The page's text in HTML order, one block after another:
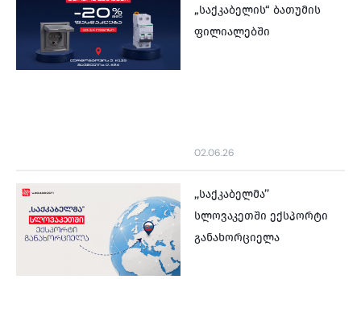
„საქკაბელის“ ბათუმის
ფილიალებში
02.06.26
,,საქკაბელმა’’
სლოვაკეთში ექსპორტი
განახორციელა